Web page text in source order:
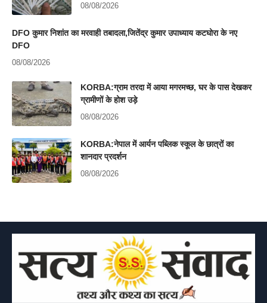
08/08/2026
DFO कुमार निशांत का मरवाही तबादला,जितेंद्र कुमार उपाध्याय कटघोरा के नए
DFO
08/08/2026
KORBA:ग्राम तरदा में आया मगरमच्छ, घर के पास देखकर
ग्रामीणों के होश उड़े
08/08/2026
KORBA:नेपाल में आर्यन पब्लिक स्कूल के छात्रों का
शानदार प्रदर्शन
08/08/2026